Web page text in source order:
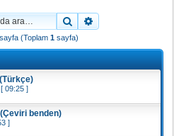
Ara
. sayfa (Toplam 1 sayfa)
09:25 ]
benden)
]